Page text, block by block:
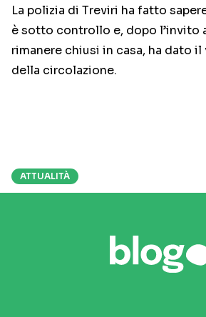
La polizia di Treviri ha fatto
è sotto controllo e, dopo l’invito
rimanere chiusi in casa, ha dato il
della circolazione.
ATTUALITÀ